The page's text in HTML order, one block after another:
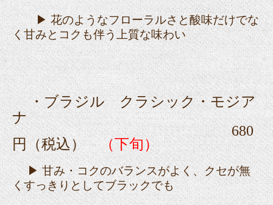
▶ 花のようなフローラルさと酸味だけでな
く甘みとコクも伴う上質な味わい
・ブラジル クラシック・モジア
ナ
680
円（税込） （下旬）
▶ 甘み・コクのバランスがよく、クセが無
くすっきりとしてブラックでも